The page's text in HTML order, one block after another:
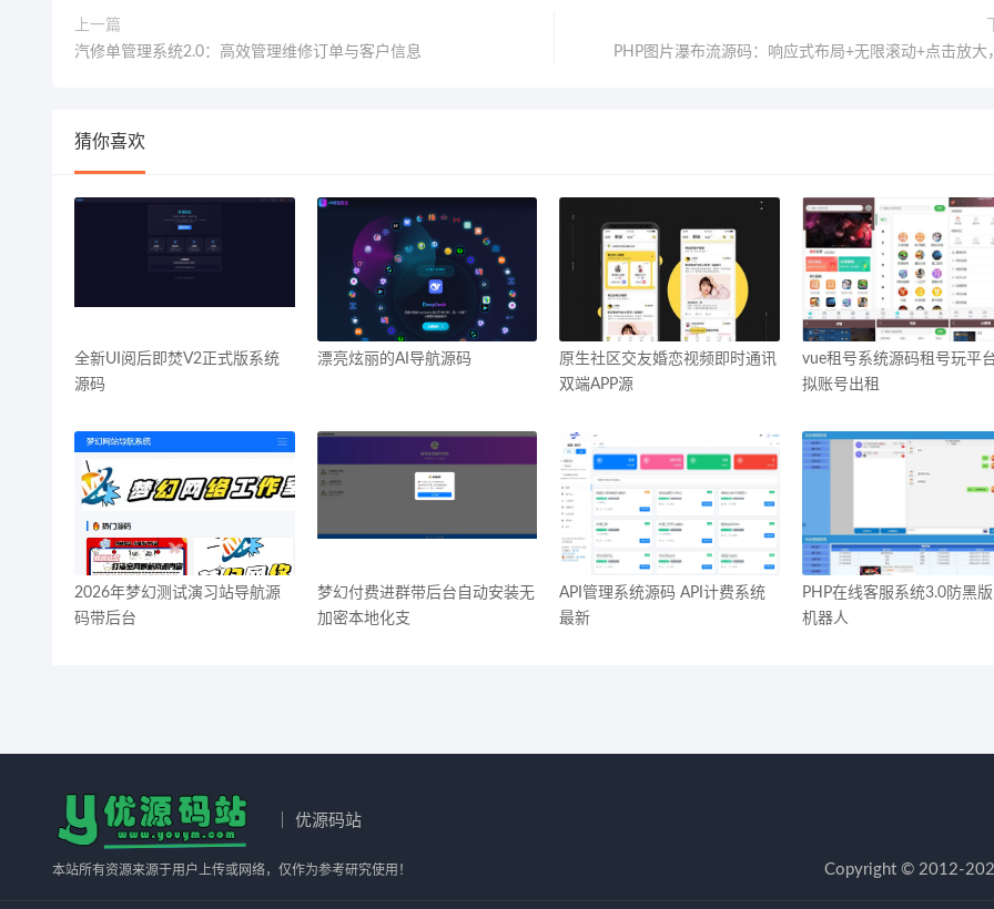
上一篇
汽修单管理系统2.0：高效管理维修订单与客户信息
PHP图片瀑布流源码：响应式布局+无限滚动+点击放大
猜你喜欢
全新UI阅后即焚V2正式版系统
源码
漂亮炫丽的AI导航源码
原生社区交友婚恋视频即时通讯
双端APP源
vue租号系统源码租号玩平
拟账号出租
2026年梦幻测试演习站导航源
码带后台
梦幻付费进群带后台自动安装无
加密本地化支
API管理系统源码 API计费系统
最新
PHP在线客服系统3.0防黑
机器人
｜ 优源码站
本站所有资源来源于用户上传或网络，仅作为参考研究使用！ Copyright © 2012-